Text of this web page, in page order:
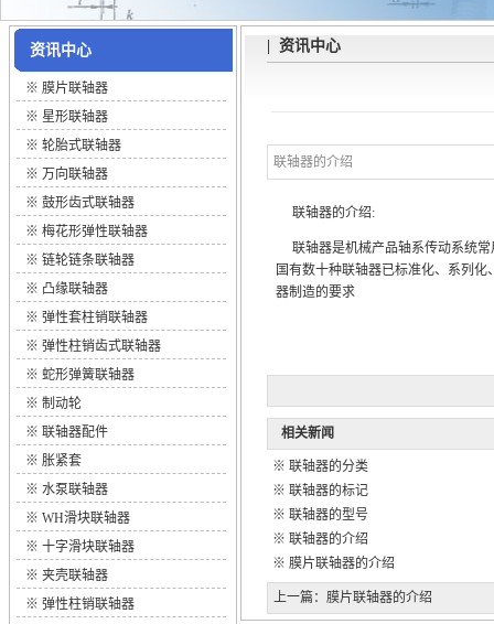
资讯中心
※ 膜片联轴器
※ 星形联轴器
※ 轮胎式联轴器
※ 万向联轴器
※ 鼓形齿式联轴器
※ 梅花形弹性联轴器
※ 链轮链条联轴器
※ 凸缘联轴器
※ 弹性套柱销联轴器
※ 弹性柱销齿式联轴器
※ 蛇形弹簧联轴器
※ 制动轮
※ 联轴器配件
※ 胀紧套
※ 水泵联轴器
※ WH滑块联轴器
※ 十字滑块联轴器
※ 夹壳联轴器
※ 弹性柱销联轴器
| 资讯中心
联轴器的介绍
联轴器的介绍:
联轴器是机械产品轴系传动系统
国有数十种联轴器已标准化、系列
器制造的要求
相关新闻
※ 联轴器的分类
※ 联轴器的标记
※ 联轴器的型号
※ 联轴器的介绍
※ 膜片联轴器的介绍
上一篇： 膜片联轴器的介绍